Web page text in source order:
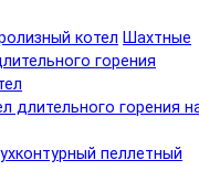
котел Шахтные
горения
длительного горения
пеллетный